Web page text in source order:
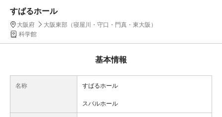
すばるホール
大阪府
大阪東部（寝屋川・守口・門真・東大阪）
科学館
基本情報
名称 すばるホール
スバルホール